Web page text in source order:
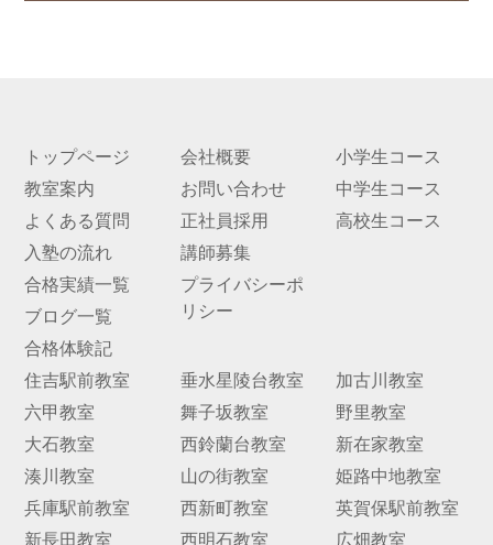
トップページ
教室案内
よくある質問
入塾の流れ
合格実績一覧
ブログ一覧
合格体験記
会社概要
お問い合わせ
正社員採用
講師募集
プライバシーポ
リシー
小学生コース
中学生コース
高校生コース
住吉駅前教室
六甲教室
大石教室
湊川教室
兵庫駅前教室
新長田教室
垂水星陵台教室
舞子坂教室
西鈴蘭台教室
山の街教室
西新町教室
西明石教室
加古川教室
野里教室
新在家教室
姫路中地教室
英賀保駅前教室
広畑教室